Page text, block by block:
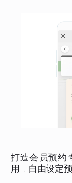
打造会员预约
用，自由设定